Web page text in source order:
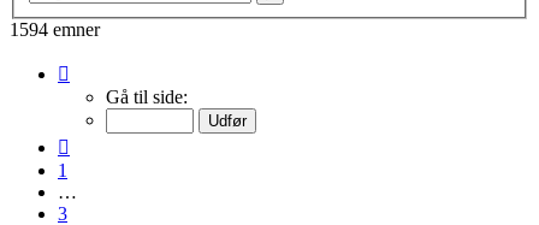
1594 emner
Gå til side:
1
…
3